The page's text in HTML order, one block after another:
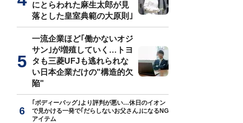
ネットニュース編集者／PRプランナーの中川淳一郎氏
にとらわれた麻生太郎が見
落とした皇室典範の大原則｣
一流企業ほど｢働かないオジ
サン｣が増殖していく…トヨ
タも三菱UFJも逃れられな
い日本企業だけの"構造的欠
陥"
｢ボディーバッグ｣より評判が悪い…休日のイオン
で見かける一発で｢だらしないお父さん｣になるNG
アイテム